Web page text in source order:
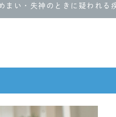
まい・失神のときに疑われる